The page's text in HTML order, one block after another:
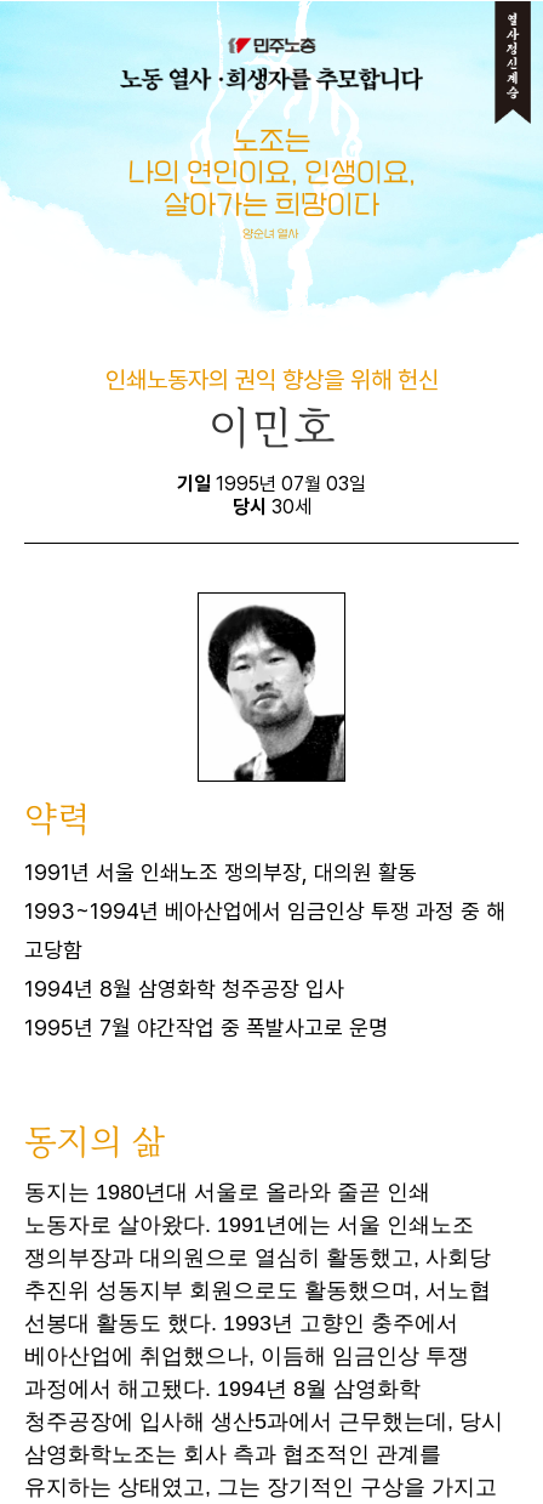
메뉴 건너뛰기
인쇄노동자의 권익 향상을 위해 헌신
이민호
기일 1995년 07월 03일
당시 30세
약력
1991년 서울 인쇄노조 쟁의부장, 대의원 활동
1993~1994년 베아산업에서 임금인상 투쟁 과정 중 해
고당함
1994년 8월 삼영화학 청주공장 입사
1995년 7월 야간작업 중 폭발사고로 운명
동지의 삶
동지는 1980년대 서울로 올라와 줄곧 인쇄
노동자로 살아왔다. 1991년에는 서울 인쇄노조
쟁의부장과 대의원으로 열심히 활동했고, 사회당
추진위 성동지부 회원으로도 활동했으며, 서노협
선봉대 활동도 했다. 1993년 고향인 충주에서
베아산업에 취업했으나, 이듬해 임금인상 투쟁
과정에서 해고됐다. 1994년 8월 삼영화학
청주공장에 입사해 생산5과에서 근무했는데, 당시
삼영화학노조는 회사 측과 협조적인 관계를
유지하는 상태였고, 그는 장기적인 구상을 가지고